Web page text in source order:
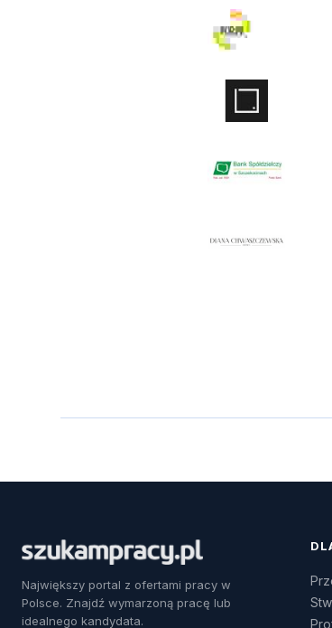
Największy portal z ofertami pracy w
Polsce. Znajdź wymarzoną pracę lub
idealnego kandydata.